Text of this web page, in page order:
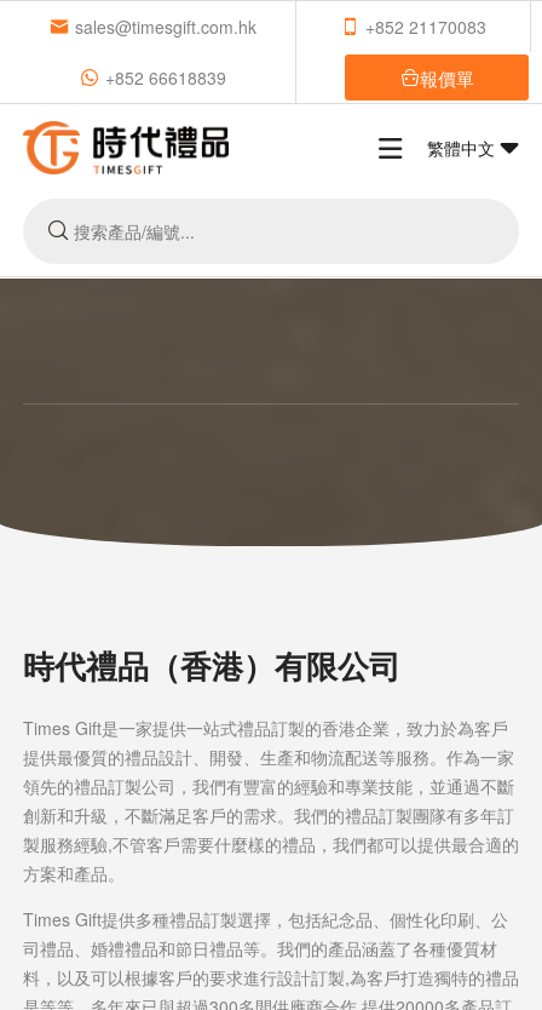
sales@timesgift.com.hk +852 21170083
+852 66618839 報價單
繁體中文
時代禮品（香港）有限公司
Times Gift是一家提供一站式禮品訂製的香港企業，致力於為客戶
提供最優質的禮品設計、開發、生產和物流配送等服務。作為一家
領先的禮品訂製公司，我們有豐富的經驗和專業技能，並通過不斷
創新和升級，不斷滿足客戶的需求。我們的禮品訂製團隊有多年訂
製服務經驗,不管客戶需要什麼樣的禮品，我們都可以提供最合適的
方案和產品。
Times Gift提供多種禮品訂製選擇，包括紀念品、個性化印刷、公
司禮品、婚禮禮品和節日禮品等。我們的產品涵蓋了各種優質材
料，以及可以根據客戶的要求進行設計訂製,為客戶打造獨特的禮品